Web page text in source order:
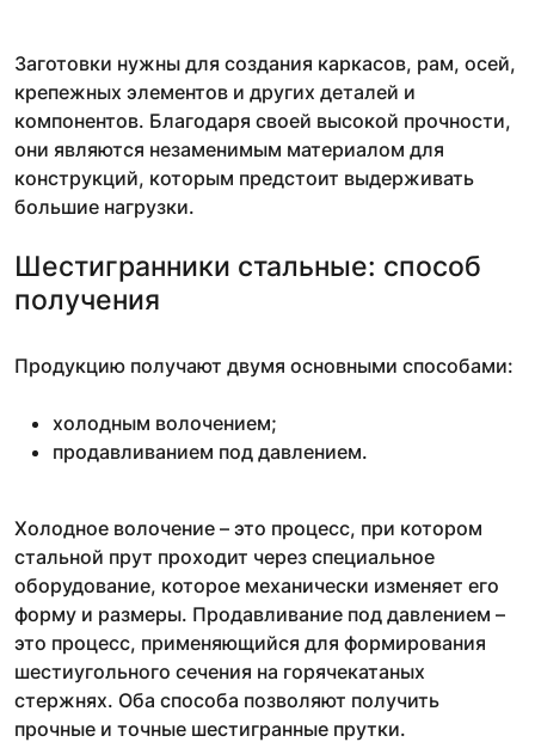
Заготовки нужны для создания каркасов, рам, осей,
крепежных элементов и других деталей и
компонентов. Благодаря своей высокой прочности,
они являются незаменимым материалом для
конструкций, которым предстоит выдерживать
большие нагрузки.
Шестигранники стальные: способ
получения
Продукцию получают двумя основными способами:
холодным волочением;
продавливанием под давлением.
Холодное волочение – это процесс, при котором
стальной прут проходит через специальное
оборудование, которое механически изменяет его
форму и размеры. Продавливание под давлением –
это процесс, применяющийся для формирования
шестиугольного сечения на горячекатаных
стержнях. Оба способа позволяют получить
прочные и точные шестигранные прутки.